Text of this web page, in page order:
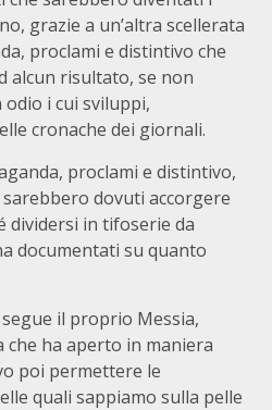
grazie a un’altra scellerata
proclami e distintivo che
alcun risultato, se non
i cui sviluppi,
cronache dei giornali.
proclami e distintivo,
dovuti accorgere
dividersi in tifoserie da
documentati su quanto
segue il proprio Messia,
ha aperto in maniera
poi permettere le
quali sappiamo sulla pelle